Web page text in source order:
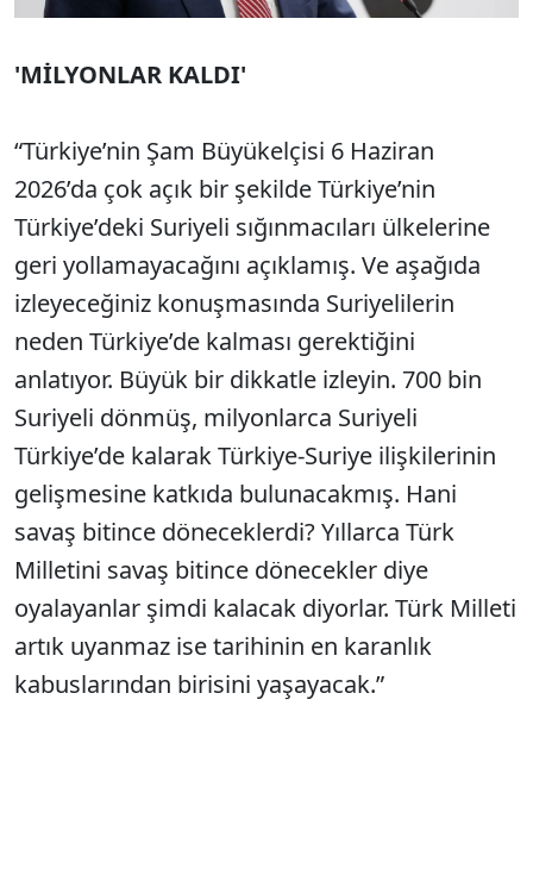
'MİLYONLAR KALDI'
“Türkiye’nin Şam Büyükelçisi 6 Haziran
2026’da çok açık bir şekilde Türkiye’nin
Türkiye’deki Suriyeli sığınmacıları ülkelerine
geri yollamayacağını açıklamış. Ve aşağıda
izleyeceğiniz konuşmasında Suriyelilerin
neden Türkiye’de kalması gerektiğini
anlatıyor. Büyük bir dikkatle izleyin. 700 bin
Suriyeli dönmüş, milyonlarca Suriyeli
Türkiye’de kalarak Türkiye-Suriye ilişkilerinin
gelişmesine katkıda bulunacakmış. Hani
savaş bitince döneceklerdi? Yıllarca Türk
Milletini savaş bitince dönecekler diye
oyalayanlar şimdi kalacak diyorlar. Türk Milleti
artık uyanmaz ise tarihinin en karanlık
kabuslarından birisini yaşayacak.”